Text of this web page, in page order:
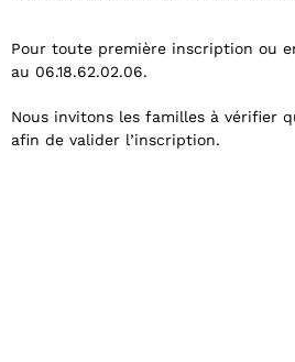
Pour toute première inscription ou
au 06.18.62.02.06.
Nous invitons les familles à vérifier
afin de valider l’inscription.